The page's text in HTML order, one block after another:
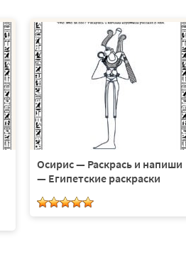
Осирис — Раскрась и напиши
— Египетские раскраски